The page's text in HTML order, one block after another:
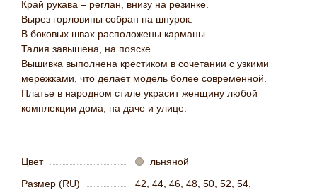
Край рукава – реглан, внизу на резинке.
Вырез горловины собран на шнурок.
В боковых швах расположены карманы.
Талия завышена, на пояске.
Вышивка выполнена крестиком в сочетании с узкими
мережками, что делает модель более современной.
Платье в народном стиле украсит женщину любой
комплекции дома, на даче и улице.
Цвет
льняной
Размер (RU)
42, 44, 46, 48, 50, 52, 54,